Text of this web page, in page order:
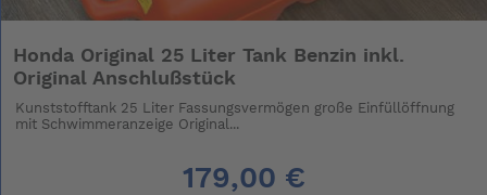
Honda Original 25 Liter Tank Benzin inkl.
Original Anschlußstück
Kunststofftank 25 Liter Fassungsvermögen große Einfüllöffnung
mit Schwimmeranzeige Original...
179,00 €